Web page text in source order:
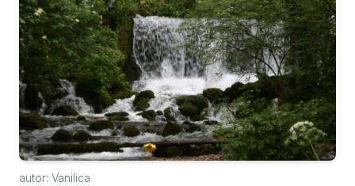
autor: Vanilica